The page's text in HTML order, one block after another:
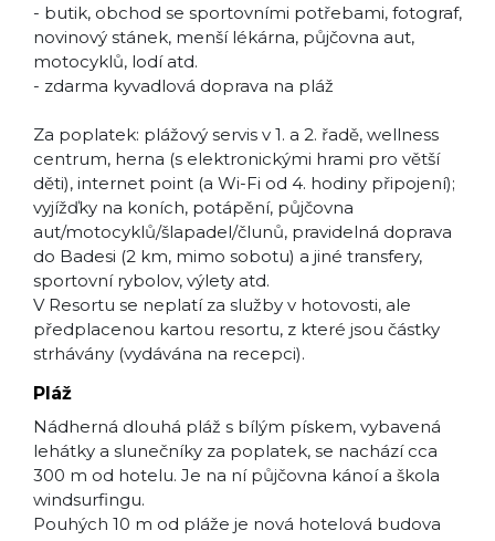
- butik, obchod se sportovními potřebami, fotograf,
novinový stánek, menší lékárna, půjčovna aut,
motocyklů, lodí atd.
- zdarma kyvadlová doprava na pláž
Za poplatek: plážový servis v 1. a 2. řadě, wellness
centrum, herna (s elektronickými hrami pro větší
děti), internet point (a Wi-Fi od 4. hodiny připojení);
vyjížďky na koních, potápění, půjčovna
aut/motocyklů/šlapadel/člunů, pravidelná doprava
do Badesi (2 km, mimo sobotu) a jiné transfery,
sportovní rybolov, výlety atd.
V Resortu se neplatí za služby v hotovosti, ale
předplacenou kartou resortu, z které jsou částky
strhávány (vydávána na recepci).
Pláž
Nádherná dlouhá pláž s bílým pískem, vybavená
lehátky a slunečníky za poplatek, se nachází cca
300 m od hotelu. Je na ní půjčovna kánoí a škola
windsurfingu.
Pouhých 10 m od pláže je nová hotelová budova